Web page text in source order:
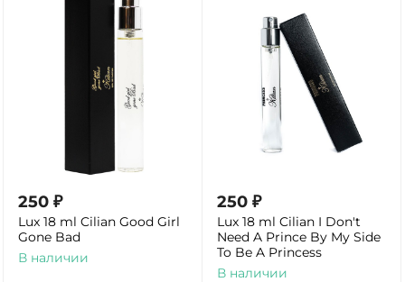
250 ₽
Lux 18 ml Cilian Good Girl
Gone Bad
В наличии
250 ₽
Lux 18 ml Cilian I Don't
Need A Prince By My Side
To Be A Princess
В наличии